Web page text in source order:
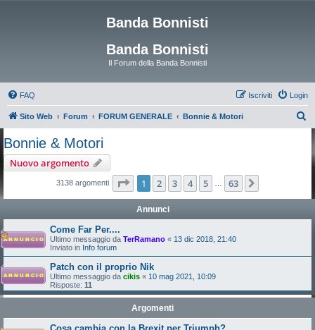
Banda Bonnisti
Banda Bonnisti
Il Forum della Banda Bonnisti
FAQ Login
Iscriviti
Sito Web Forum FORUM GENERALE Bonnie & Motori
Bonnie & Motori
Nuovo argomento
3138 argomenti Pagina di 63
1 2 3 4 5 63
Annunci
Come Far Per....
Ultimo messaggio da TerRamano « 13 dic 2018, 21:40
Inviato in Info forum
Patch con il proprio Nik
Ultimo messaggio da cikis « 10 mag 2021, 10:09
Risposte: 11
Argomenti
Cosa cambia con la Brexit per Triumph?